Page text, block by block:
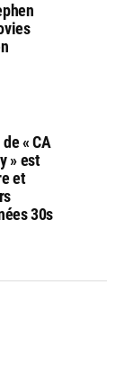
« CA
» est
et
30s